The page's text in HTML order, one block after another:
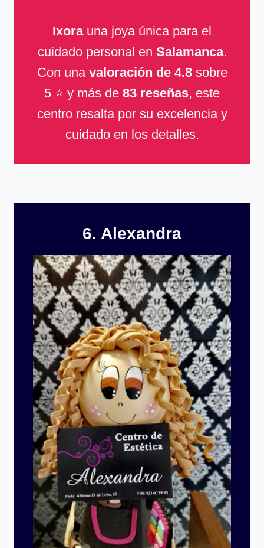
Ixorauna joya única para el
cuidado personal en Salamanca.
Con una valoración de 4.8sobre
5 ⭐ y más de 83 reseñas, este
centro resalta por su excelencia y
cuidado en los detalles.
6. Alexandra